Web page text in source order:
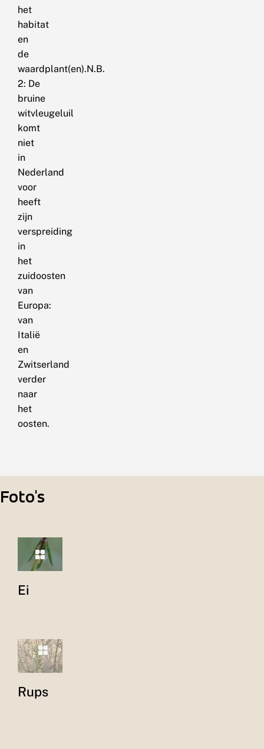
het
habitat
en
de
waardplant(en).N.B.
2: De
bruine
witvleugeluil
komt
niet
in
Nederland
voor
heeft
zijn
verspreiding
in
het
zuidoosten
van
Europa:
van
Italië
en
Zwitserland
verder
naar
het
oosten.
Foto's
Ei
Rups